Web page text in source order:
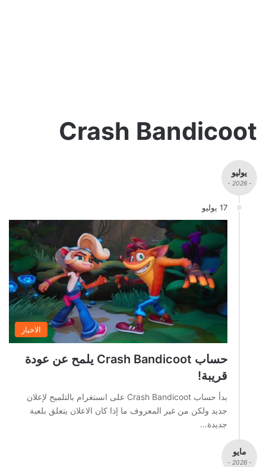
Crash Bandicoot
يوليو
- 2026 -
17 يوليو
الاخبار
حساب Crash Bandicoot يلمح عن عودة
قريبة!
بدأ حساب Crash Bandicoot على انستغرام بالتلميح لإعلان
جديد ولكن من غير المعروف ما إذا كان الاعلان يتعلق بلعبة
جديدة…
مايو
- 2026 -